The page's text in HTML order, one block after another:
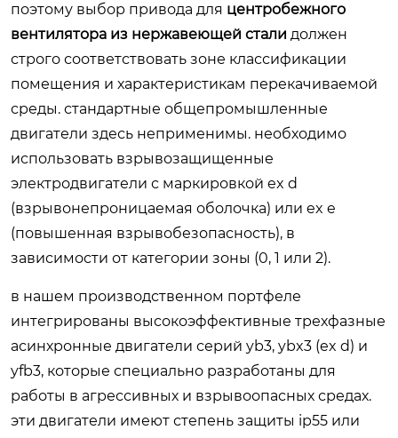
поэтому выбор привода для центробежного
вентилятора из нержавеющей стали должен
строго соответствовать зоне классификации
помещения и характеристикам перекачиваемой
среды. стандартные общепромышленные
двигатели здесь неприменимы. необходимо
использовать взрывозащищенные
электродвигатели с маркировкой ex d
(взрывонепроницаемая оболочка) или ex e
(повышенная взрывобезопасность), в
зависимости от категории зоны (0, 1 или 2).
в нашем производственном портфеле
интегрированы высокоэффективные трехфазные
асинхронные двигатели серий yb3, ybx3 (ex d) и
yfb3, которые специально разработаны для
работы в агрессивных и взрывоопасных средах.
эти двигатели имеют степень защиты ip55 или